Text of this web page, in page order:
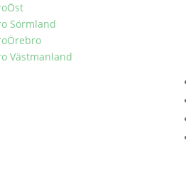
Sörmland
Västmanland